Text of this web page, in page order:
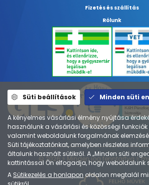
Fizetés és szállítás
Rólunk
© 2026 ⚕︎ Minden jog fenntartva ⚕︎
Süti beállítások Minden süti
A kényelmes vásárlási élmény nyújtása
használunk a vásárlási és közösségi
valamint weboldalunk forgalmának
Süti tájékoztatónkat, amelyben részletes
általunk használt sütikről. A „Minden süti
kattintással Ön elfogadja, hogy weboldalunk
A Sütikezelés a honlapon oldalon megtalál